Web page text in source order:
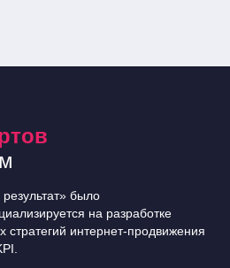
было
на разработке
стратегий интернет-продвижения